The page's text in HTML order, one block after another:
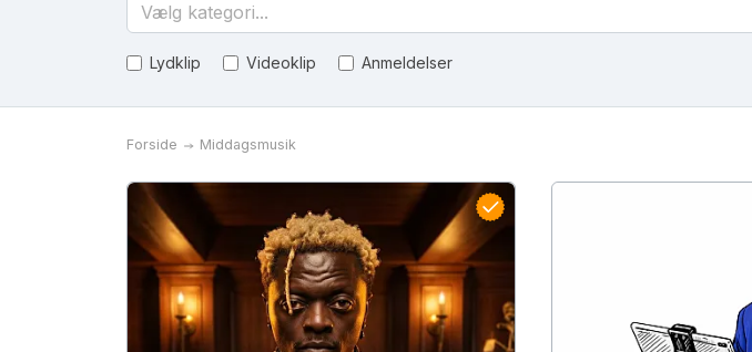
Vælg kategori...
Lydklip Videoklip Anmeldelser
Forside Middagsmusik